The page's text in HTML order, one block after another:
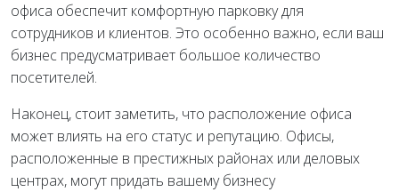
офиса обеспечит комфортную парковку для
сотрудников и клиентов. Это особенно важно, если ваш
бизнес предусматривает большое количество
посетителей.
Наконец, стоит заметить, что расположение офиса
может влиять на его статус и репутацию. Офисы,
расположенные в престижных районах или деловых
центрах, могут придать вашему бизнесу